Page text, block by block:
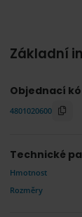
Základní
Objednací
4801020600
Technické
Hmotnost
Rozměry